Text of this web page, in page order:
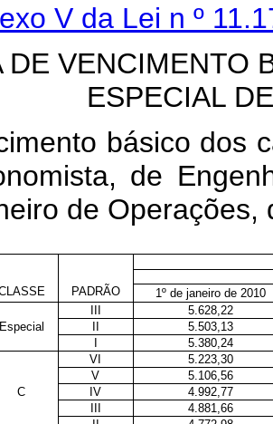
V da Lei n º
DE VENCIMENTO
ESPECIAL
básico dos
de
de
PADRÃO
1º de janeiro de 2010
III
5.628,22
Especial
II
5.503,13
I
5.380,24
VI
5.223,30
V
5.106,56
C
IV
4.992,77
III
4.881,66